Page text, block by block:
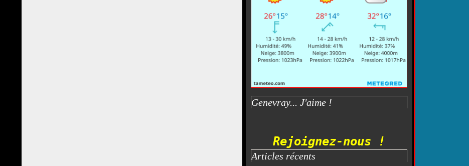
Genevray... J'aime !
Rejoignez-nous !
Articles récents